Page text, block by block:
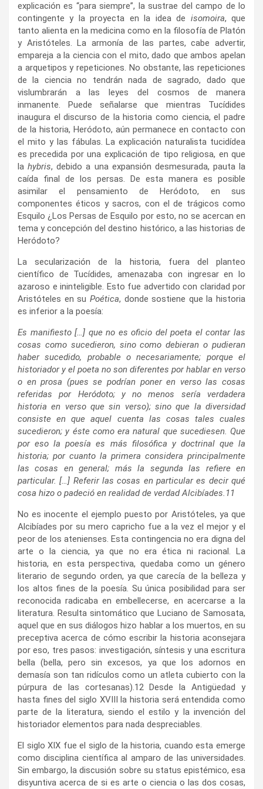
explicación es “para siempre”, la sustrae del campo de lo
contingente y la proyecta en la idea de isomoira, que
tanto alienta en la medicina como en la filosofía de Platón
y Aristóteles. La armonía de las partes, cabe advertir,
empareja a la ciencia con el mito, dado que ambos apelan
a arquetipos y repeticiones. No obstante, las repeticiones
de la ciencia no tendrán nada de sagrado, dado que
vislumbrarán a las leyes del cosmos de manera
inmanente. Puede señalarse que mientras Tucídides
inaugura el discurso de la historia como ciencia, el padre
de la historia, Heródoto, aún permanece en contacto con
el mito y las fábulas. La explicación naturalista tucidídea
es precedida por una explicación de tipo religiosa, en que
lahybris, debido a una expansión desmesurada, pauta la
caída final de los persas. De esta manera es posible
asimilar el pensamiento de Heródoto, en sus
componentes éticos y sacros, con el de trágicos como
Esquilo ¿Los Persas de Esquilo por esto, no se acercan en
tema y concepción del destino histórico, a las historias de
Heródoto?
La secularización de la historia, fuera del planteo
científico de Tucídides, amenazaba con ingresar en lo
azaroso e ininteligible. Esto fue advertido con claridad por
Aristóteles en su Poética, donde sostiene que la historia
es inferior a la poesía:
Es manifiesto […] que no es oficio del poeta el contar las
cosas como sucedieron, sino como debieran o pudieran
haber sucedido, probable o necesariamente; porque el
historiador y el poeta no son diferentes por hablar en verso
o en prosa (pues se podrían poner en verso las cosas
referidas por Heródoto; y no menos sería verdadera
historia en verso que sin verso); sino que la diversidad
consiste en que aquel cuenta las cosas tales cuales
sucedieron; y éste como era natural que sucediesen. Que
por eso la poesía es más filosófica y doctrinal que la
historia; por cuanto la primera considera principalmente
las cosas en general; más la segunda las refiere en
particular. […] Referir las cosas en particular es decir qué
cosa hizo o padeció en realidad de verdad Alcibíades. 11
No es inocente el ejemplo puesto por Aristóteles, ya que
Alcibíades por su mero capricho fue a la vez el mejor y el
peor de los atenienses. Esta contingencia no era digna del
arte o la ciencia, ya que no era ética ni racional. La
historia, en esta perspectiva, quedaba como un género
literario de segundo orden, ya que carecía de la belleza y
los altos fines de la poesía. Su única posibilidad para ser
reconocida radicaba en embellecerse, en acercarse a la
literatura. Resulta sintomático que Luciano de Samosata,
aquel que en sus diálogos hizo hablar a los muertos, en su
preceptiva acerca de cómo escribir la historia aconsejara
por eso, tres pasos: investigación, síntesis y una escritura
bella (bella, pero sin excesos, ya que los adornos en
demasía son tan ridículos como un atleta cubierto con la
púrpura de las cortesanas).12Desde la Antigüedad y
hasta fines del siglo XVIII la historia será entendida como
parte de la literatura, siendo el estilo y la invención del
historiador elementos para nada despreciables.
El siglo XIX fue el siglo de la historia, cuando esta emerge
como disciplina científica al amparo de las universidades.
Sin embargo, la discusión sobre su status epistémico, esa
disyuntiva acerca de si es arte o ciencia o las dos cosas,